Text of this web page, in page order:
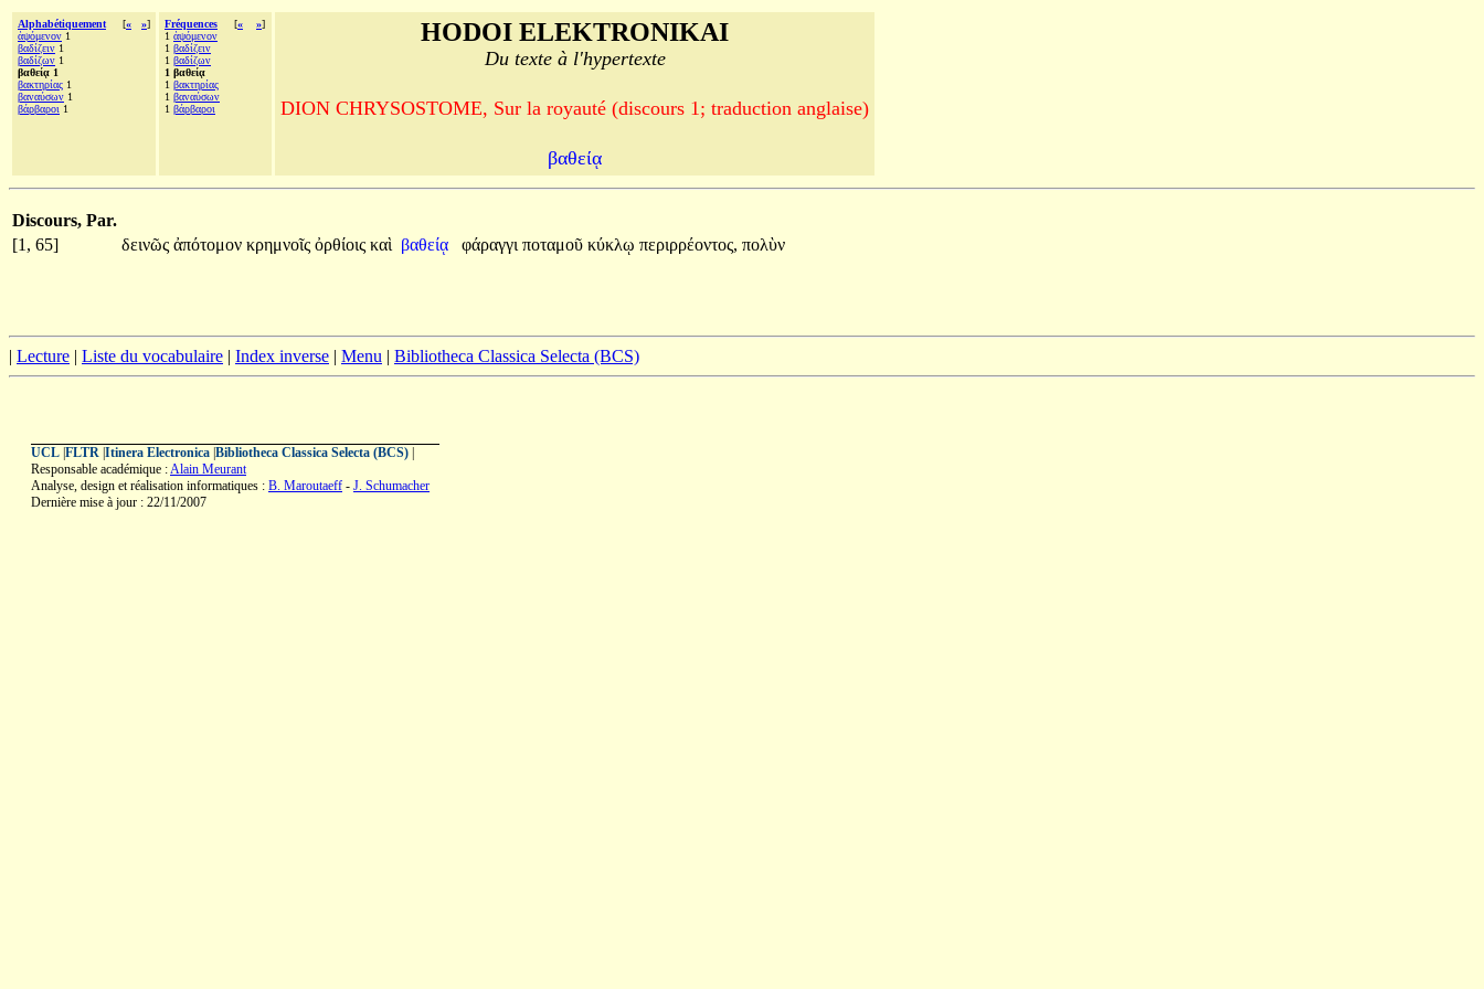
Alphabétiquement [« »]
ἁψόμενον 1
βαδίζειν 1
βαδίζων 1
βαθείᾳ 1
βακτηρίας 1
βαναύσων 1
βάρβαροι 1
Fréquences [« »]
1 ἁψόμενον
1 βαδίζειν
1 βαδίζων
1 βαθείᾳ
1 βακτηρίας
1 βαναύσων
1 βάρβαροι
HODOI ELEKTRONIKAI
Du texte à l'hypertexte
DION CHRYSOSTOME, Sur la royauté (discours 1; traduction anglaise)
βαθείᾳ
Discours, Par.
[1, 65]
δεινῶς ἀπότομον κρημνοῖς ὀρθίοις καὶ βαθείᾳ φάραγγι ποταμοῦ κύκλῳ περιρρέοντος, πολὺν
| Lecture | Liste du vocabulaire | Index inverse | Menu | Bibliotheca Classica Selecta (BCS)
UCL FLTR Itinera Electronica Bibliotheca Classica Selecta (BCS)
Responsable académique :Alain Meurant
Analyse, design et réalisation informatiques : B. Maroutaeff - J. Schumacher
Dernière mise à jour : 22/11/2007